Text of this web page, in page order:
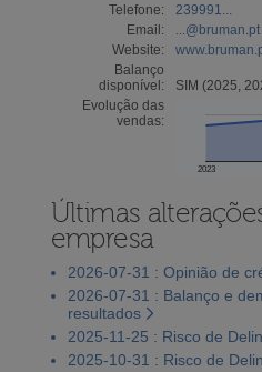
Telefone:
239991...
Email:
...@bruman.pt
Website:
Balanço
disponível:
SIM (2025,
Evolução das
vendas:
2023
Últimas
empresa
2026-07-31 : Opinião de
2026-07-31 : Balanço e
resultados
2025-11-25 : Risco de
2025-10-31 : Risco de